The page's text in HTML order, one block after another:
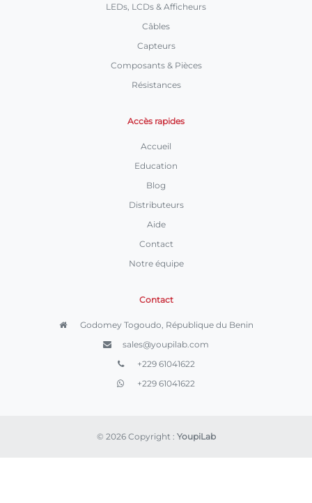
LEDs, LCDs & Afficheurs
Câbles
Capteurs
Composants & Pièces
Résistances
Accès rapides
Accueil
Education
Blog
Distributeurs
Aide
Contact
Notre équipe
Contact
Godomey Togoudo, République du Benin
sales@youpilab.com
+229 61041622
+229 61041622
© 2026 Copyright : YoupiLab